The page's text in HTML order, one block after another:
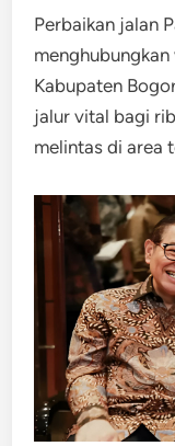
Perbaikan jalan
Kabupaten
jalur vital bagi
melintas di area